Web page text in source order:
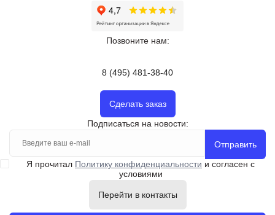
Позвоните нам:
8 (495) 481-38-40
Сделать заказ
Подписаться на новости:
Отправить
Я прочитал Политику конфиденциальности и согласен с
условиями
Перейти в контакты